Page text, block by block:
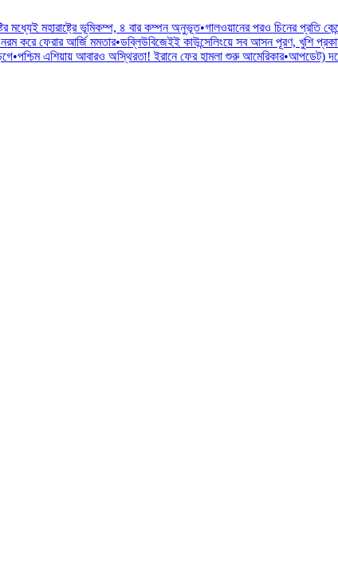
মধ্যেই মহারাষ্ট্রে ভূমিকম্প, ৪ বার কম্পন অনুভূত•গালওয়ানের পরও চিনের প্রতি
করে ফেরার আর্জি মমতার•ডব্লিউবিজেইই কাউন্সেলিংয়ে সব আসন পূরণ, খুশি
•পশ্চিম এশিয়ায় আবারও অস্থিরতা! ইরানে ফের হামলা শুরু আমেরিকার•আপডেট)